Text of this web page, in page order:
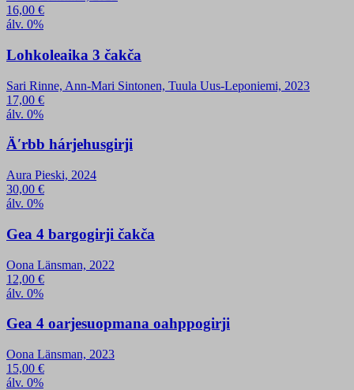
16,00 €
álv. 0%
Lohkoleaika 3 čakča
Sari Rinne, Ann-Mari Sintonen, Tuula Uus-Leponiemi, 2023
17,00 €
álv. 0%
Äʹrbb hárjehusgirji
Aura Pieski, 2024
30,00 €
álv. 0%
Gea 4 bargogirji čakča
Oona Länsman, 2022
12,00 €
álv. 0%
Gea 4 oarjesuopmana oahppogirji
Oona Länsman, 2023
15,00 €
álv. 0%